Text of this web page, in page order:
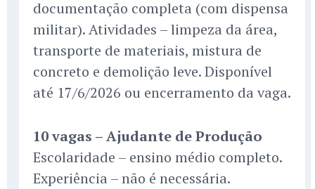
documentação completa (com dispensa
militar). Atividades – limpeza da área,
transporte de materiais, mistura de
concreto e demolição leve. Disponível
até 17/6/2026 ou encerramento da vaga.
10 vagas – Ajudante de Produção
Escolaridade – ensino médio completo.
Experiência – não é necessária.